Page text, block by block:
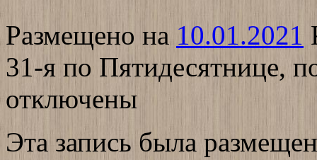
Размещено на 10.01.2021
31-я по Пятидесятнице,
отключены
Эта запись была